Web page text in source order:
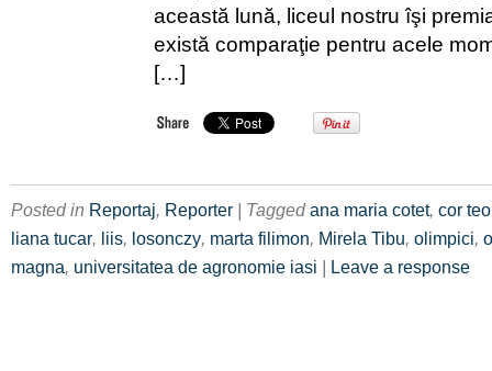
această lună, liceul nostru îşi
există comparaţie pentru acele
[…]
Posted in Reportaj, Reporter | Taggedana maria cotet, cor
liana tucar, liis, losonczy, marta filimon, Mirela Tibu, olimpici,
magna, universitatea de agronomie iasi | Leave a response